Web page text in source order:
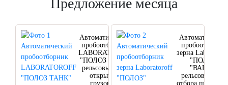
Автоматический
пробоотборник
LABORATOROFF
"ПОЛОЗ ТАНК"
рельсовый (для
открытого
грузового
пробоотборник
зерна Laboratoroff
"ПОЛОЗ"
"ВАГОН"
рельсовый (для
отбора проб